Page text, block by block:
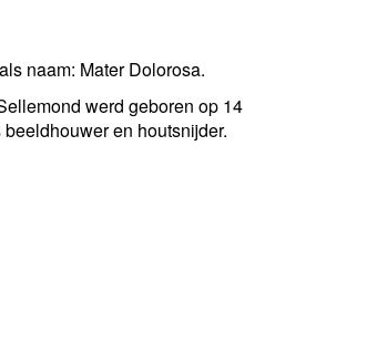
naam: Mater Dolorosa.
werd geboren op 14
beeldhouwer en houtsnijder.